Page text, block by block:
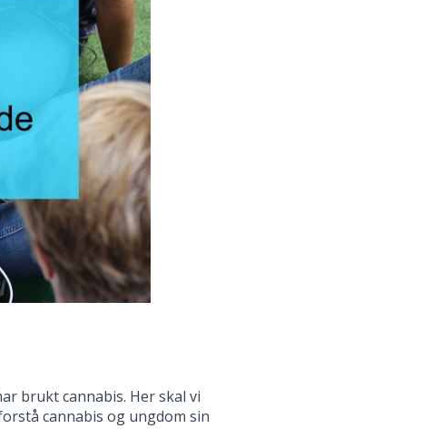
brukt cannabis. Her skal vi
cannabis og ungdom sin